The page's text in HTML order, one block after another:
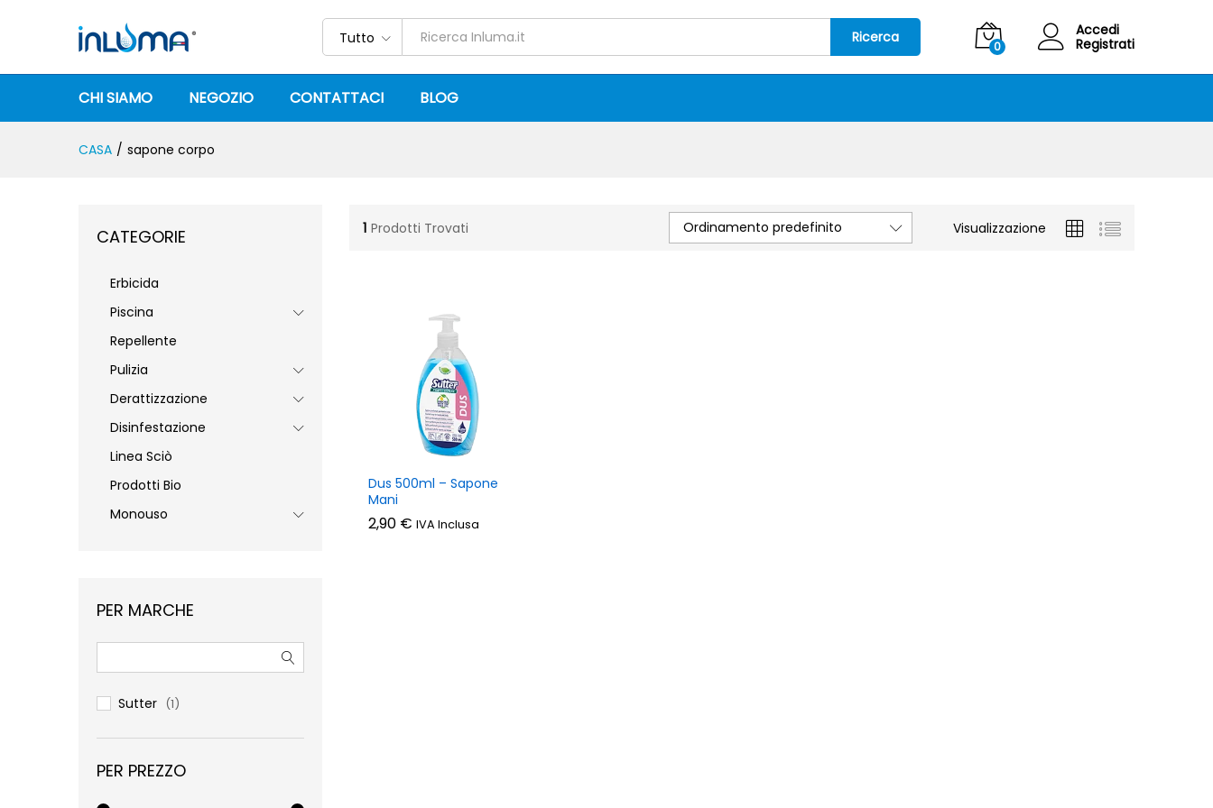
Tutto Ricerca
0
Accedi
Registrati
CHI SIAMO NEGOZIO CONTATTACI BLOG
CASA / sapone corpo
1 Prodotti Trovati Visualizzazione
Ordinamento predefinito
Dus 500ml – Sapone
Mani
2,90 € IVA Inclusa
2,90 €
CATEGORIE
Erbicida
Piscina
Repellente
Pulizia
Derattizzazione
Disinfestazione
Linea Sciò
Prodotti Bio
Monouso
PER MARCHE
Sutter (1)
PER PREZZO